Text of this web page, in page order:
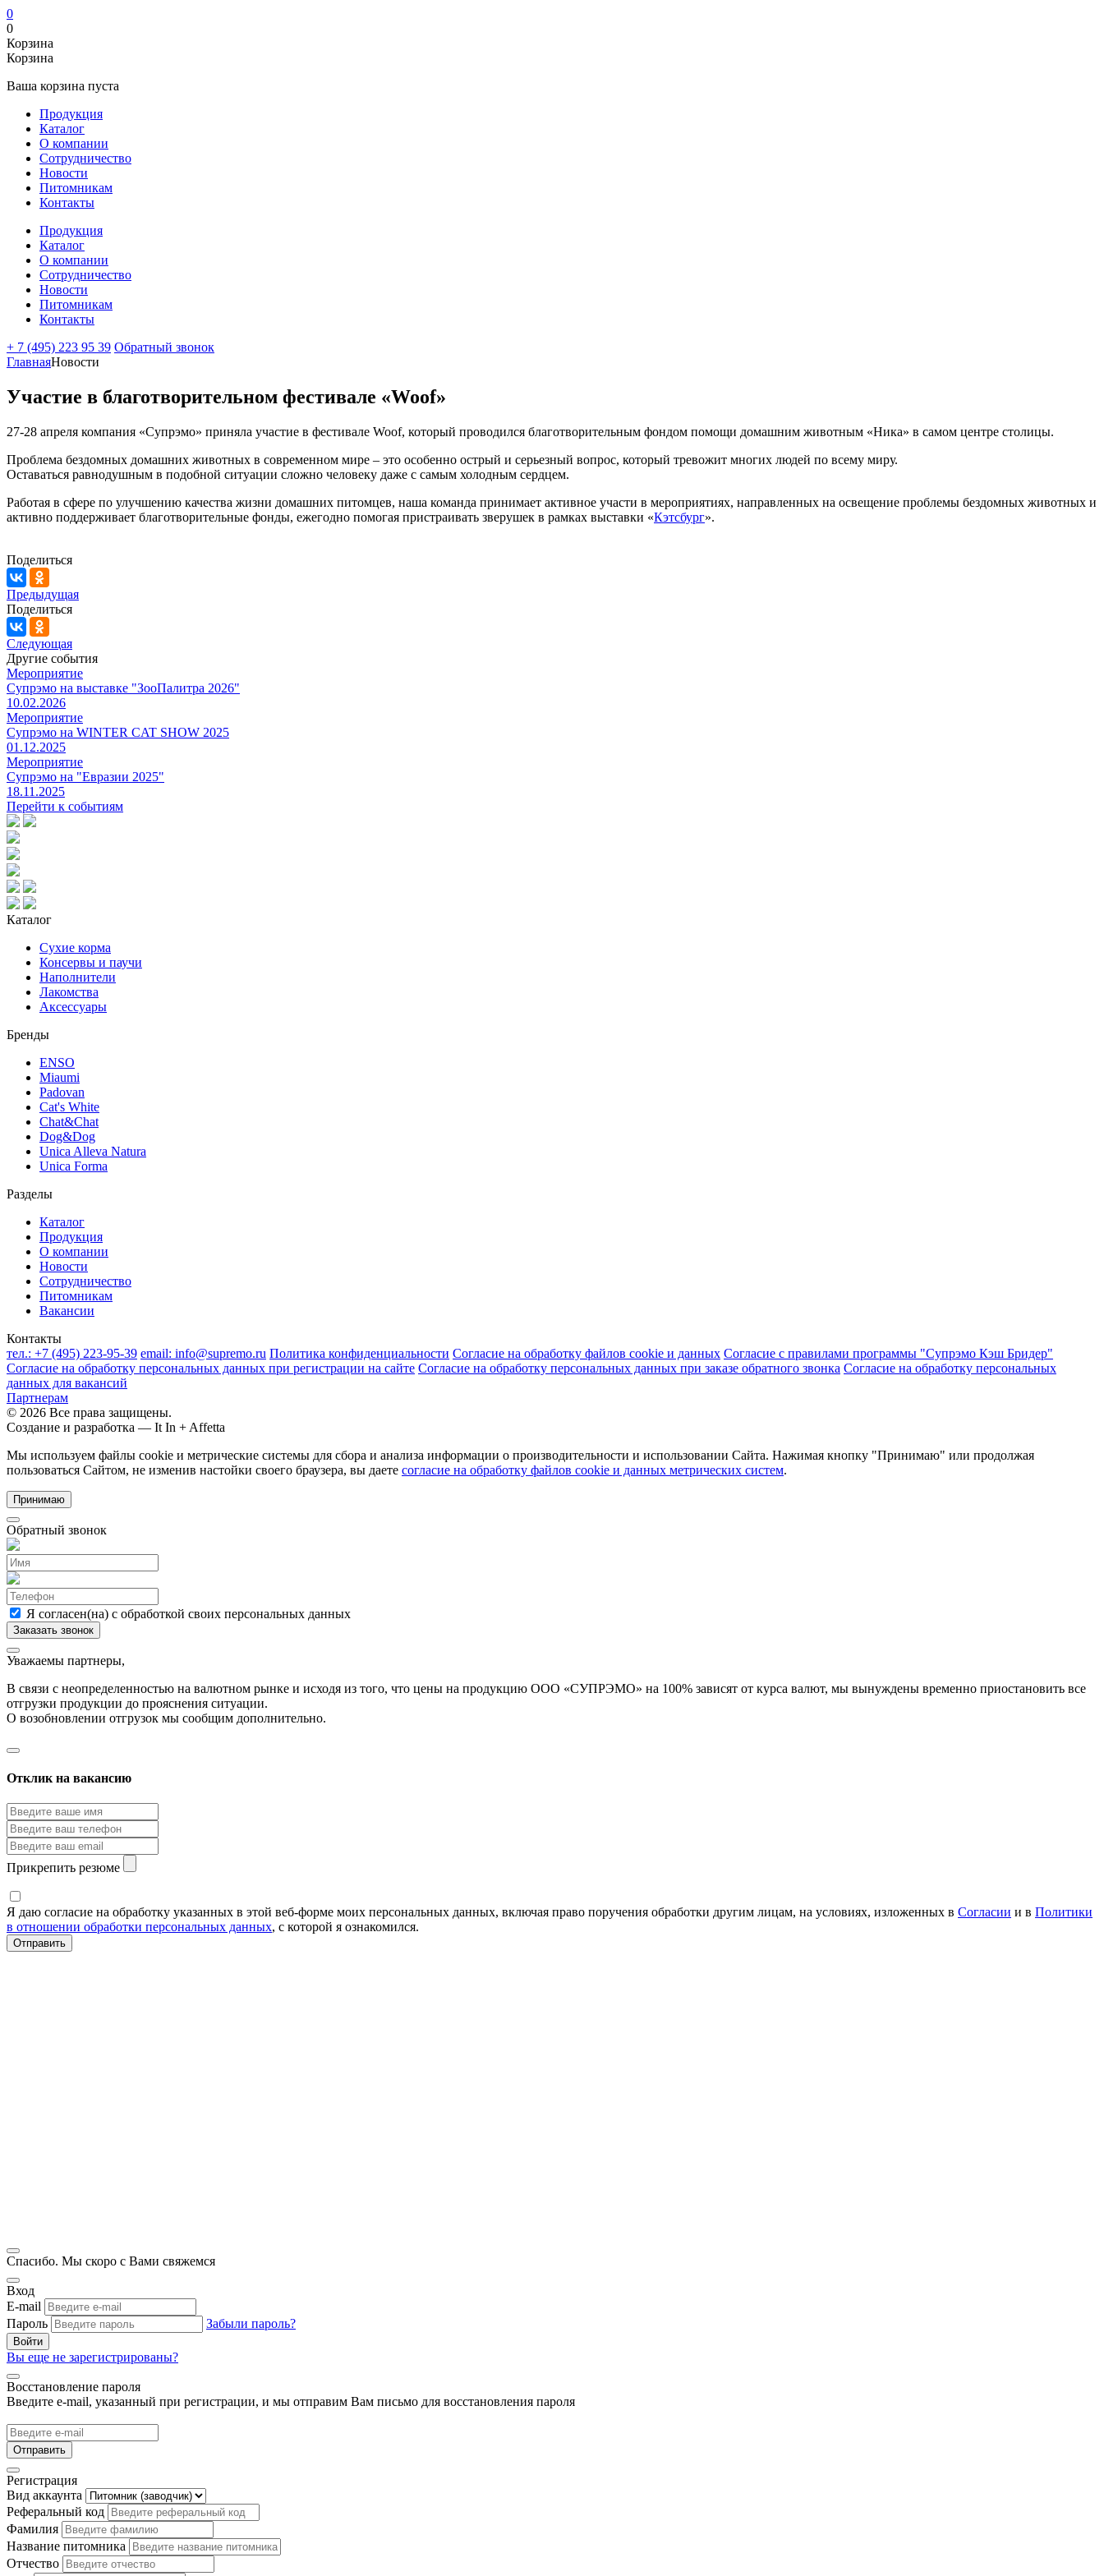
0
0
Корзина
Корзина
Ваша корзина пуста
Продукция
Каталог
О компании
Сотрудничество
Новости
Питомникам
Контакты
Продукция
Каталог
О компании
Сотрудничество
Новости
Питомникам
Контакты
+ 7 (495) 223 95 39 Обратный звонок
ГлавнаяНовости
Участие в благотворительном фестивале «Woof»
27-28 апреля компания «Супрэмо» приняла участие в фестивале Woof, который проводился благотворительным фондом помощи домашним животным «Ника» в самом центре столицы.
Проблема бездомных домашних животных в современном мире – это особенно острый и серьезный вопрос, который тревожит многих людей по всему миру.
Оставаться равнодушным в подобной ситуации сложно человеку даже с самым холодным сердцем.
Работая в сфере по улучшению качества жизни домашних питомцев, наша команда принимает активное участи в мероприятиях, направленных на освещение проблемы бездомных животных и
активно поддерживает благотворительные фонды, ежегодно помогая пристраивать зверушек в рамках выставки «Кэтсбург».
Поделиться
Предыдущая
Поделиться
Следующая
Другие события
Мероприятие
Супрэмо на выставке "ЗооПалитра 2026"
10.02.2026
Мероприятие
Супрэмо на WINTER CAT SHOW 2025
01.12.2025
Мероприятие
Супрэмо на "Евразии 2025"
18.11.2025
Перейти к событиям
Каталог
Сухие корма
Консервы и паучи
Наполнители
Лакомства
Аксессуары
Бренды
ENSO
Miaumi
Padovan
Cat's White
Chat&Chat
Dog&Dog
Unica Alleva Natura
Unica Forma
Разделы
Каталог
Продукция
О компании
Новости
Сотрудничество
Питомникам
Вакансии
Контакты
тел.: +7 (495) 223-95-39 email: info@supremo.ru Политика конфиденциальности Согласие на обработку файлов cookie и данных Согласие с правилами программы "Супрэмо Кэш Бридер"
Согласие на обработку персональных данных при регистрации на сайте Согласие на обработку персональных данных при заказе обратного звонка Согласие на обработку персональных
данных для вакансий
Партнерам
© 2026 Все права защищены.
Создание и разработка — It In + Affetta
Мы используем файлы cookie и метрические системы для сбора и анализа информации о производительности и использовании Сайта. Нажимая кнопку "Принимаю" или продолжая
пользоваться Сайтом, не изменив настойки своего браузера, вы даете согласие на обработку файлов cookie и данных метрических систем.
Принимаю
Обратный звонок
Я согласен(на) с обработкой своих персональных данных
Уважаемы партнеры,
В связи с неопределенностью на валютном рынке и исходя из того, что цены на продукцию ООО «СУПРЭМО» на 100% зависят от курса валют, мы вынуждены временно приостановить все
отгрузки продукции до прояснения ситуации.
О возобновлении отгрузок мы сообщим дополнительно.
Отклик на вакансию
Прикрепить резюме
Я даю согласие на обработку указанных в этой веб-форме моих персональных данных, включая право поручения обработки другим лицам, на условиях, изложенных в Согласии и в Политики
в отношении обработки персональных данных, с которой я ознакомился.
Спасибо. Мы скоро с Вами свяжемся
Вход
E-mail
Пароль
Забыли пароль?
Войти
Вы еще не зарегистрированы?
Восстановление пароля
Введите e-mail, указанный при регистрации, и мы отправим Вам письмо для восстановления пароля
Отправить
Регистрация
Вид аккаунта
Реферальный код
Фамилия
Название питомника
Отчество